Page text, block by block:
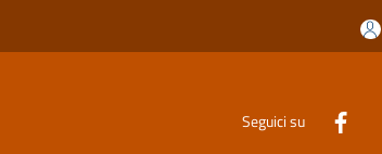
Seguici su